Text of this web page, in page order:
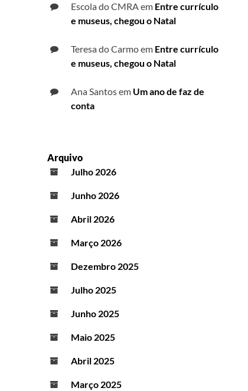
Escola do CMRAem Entre currículo
e museus, chegou o Natal
Teresa do Carmoem Entre currículo
e museus, chegou o Natal
Ana Santosem Um ano de faz de
conta
Arquivo
Julho 2026
Junho 2026
Abril 2026
Março 2026
Dezembro 2025
Julho 2025
Junho 2025
Maio 2025
Abril 2025
Março 2025